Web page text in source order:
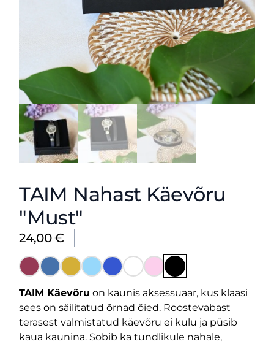
TAIM Nahast Käevõru
"Must"
24,00€
TAIM Käevõru on kaunis aksessuaar, kus klaasi
sees on säilitatud õrnad õied. Roostevabast
terasest valmistatud käevõru ei kulu ja püsib
kaua kaunina. Sobib ka tundlikule nahale,